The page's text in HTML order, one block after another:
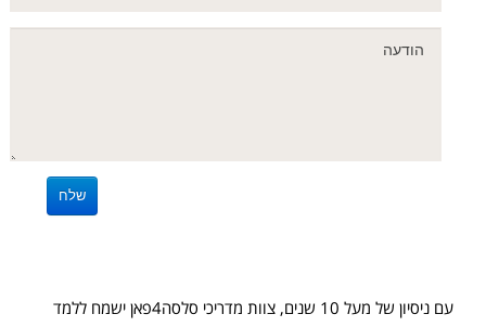
עם ניסיון של מעל 10 שנים, צוות מדריכי סלסה4פאן ישמח ללמד